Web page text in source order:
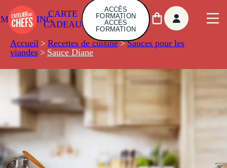
CARTE
CADEAU
ACCÈS
FORMATION
ACCÈS
FORMATION
Accueil > Recettes de cuisine > Sauces pour les
viandes > Sauce Diane